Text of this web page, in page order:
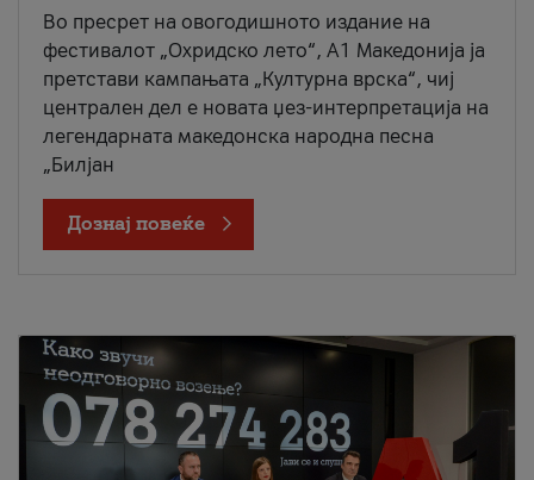
Во пресрет на овогодишното издание на
фестивалот „Охридско лето“, А1 Македонија ја
претстави кампањата „Културна врска“, чиј
централен дел е новата џез-интерпретација на
легендарната македонска народна песна
„Билјан
Дознај повеќе